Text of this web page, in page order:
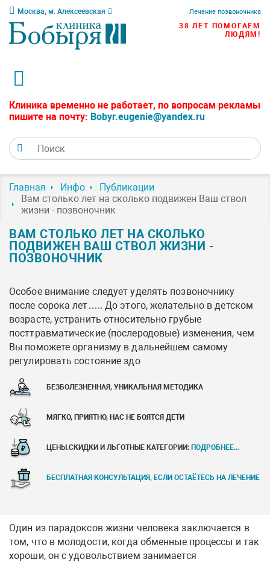
Москва, м. Алексеевская Лечение позвоночника
38 ЛЕТ ПОМОГАЕМ
ЛЮДЯМ!
Клиника временно не работает, по вопросам рекламы
пишите на почту: Bobyr.eugenie@yandex.ru
Главная Инфо
Публикации
Вам столько лет на сколько подвижен Ваш ствол
жизни - позвоночник
ВАМ СТОЛЬКО ЛЕТ НА СКОЛЬКО
ПОДВИЖЕН ВАШ СТВОЛ ЖИЗНИ -
ПОЗВОНОЧНИК
Особое внимание следует уделять позвоночнику
после сорока лет….. До этого, желательно в детском
возрасте, устранить относительно грубые
посттравматические (послеродовые) изменения, чем
Вы поможете организму в дальнейшем самому
регулировать состояние здо
БЕЗБОЛЕЗНЕННАЯ, УНИКАЛЬНАЯ МЕТОДИКА
МЯГКО, ПРИЯТНО, НАС НЕ БОЯТСЯ ДЕТИ
ЦЕНЫ.СКИДКИ И ЛЬГОТНЫЕ КАТЕГОРИИ: ПОДРОБНЕЕ...
БЕСПЛАТНАЯ КОНСУЛЬТАЦИЯ, ЕСЛИ ОСТАЁТЕСЬ НА ЛЕЧЕНИЕ
Один из парадоксов жизни человека заключается в
том, что в молодости, когда обменные процессы и так
хороши, он с удовольствием занимается